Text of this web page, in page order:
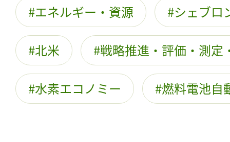
エネルギー・資源 シェブロ
北米 戦略推進・評価・測定
水素エコノミー 燃料電池自